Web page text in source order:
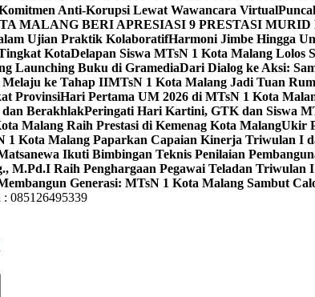
Anti-Korupsi Lewat Wawancara Virtual
MALANG BERI APRESIASI 9 PRESTASI MURID
Ujian Praktik KolaboratifHarmoni Jimbe Hingga
KotaDelapan Siswa MTsN 1 Kota Malang Lolos
Launching Buku di GramediaDari Dialog ke Aksi:
ke Tahap IIMTsN 1 Kota Malang Jadi Tuan
ProvinsiHari Pertama UM 2026 di MTsN 1 Kota
BerakhlakPeringati Hari Kartini, GTK dan Siswa
Malang Raih Prestasi di Kemenag Kota MalangUkir
1 Kota Malang Paparkan Capaian Kinerja Triwulan I
Ikuti Bimbingan Teknis Penilaian
M.Pd.I Raih Penghargaan Pegawai Teladan Triwulan
Generasi: MTsN 1 Kota Malang Sambut
: 085126495339